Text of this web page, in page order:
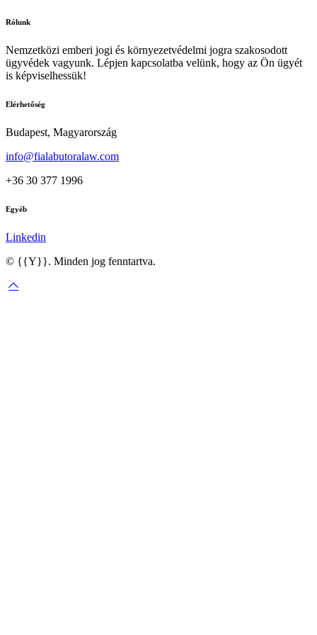
Rólunk
Nemzetközi emberi jogi és környezetvédelmi jogra szakosodott
ügyvédek vagyunk. Lépjen kapcsolatba velünk, hogy az Ön ügyét
is képviselhessük!
Elérhetőség
Budapest, Magyarország
info@fialabutoralaw.com
+36 30 377 1996
Egyéb
Linkedin
© {{Y}}. Minden jog fenntartva.